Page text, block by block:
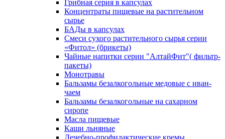
Грибная серия в капсулах
Концентраты пищевые на растительном
сырье
БАДы в капсулах
Смеси сухого растительного сырья серии
«Фитол» (брикеты)
Чайные напитки серии "АлтайФит"( фильтр-
пакеты)
Монотравы
Бальзамы безалкогольные медовые с иван-
чаем
Бальзамы безалкогольные на сахарном
сиропе
Масла пищевые
Каши льняные
Лечебно-профилактические кремы